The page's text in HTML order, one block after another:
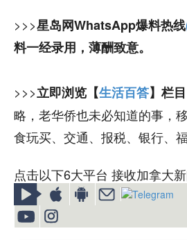
>>>星岛网WhatsApp爆料热线
料一经录用，薄酬致意。
>>>立即浏览【生活百答】栏目
略，老华侨也未必知道的事，
食玩买、交通、报税、银行、
点击以下6大平台 接收加拿大